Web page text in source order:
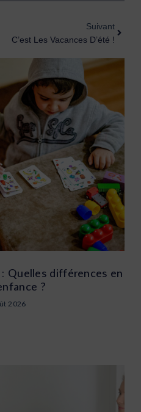
Suivant
C’est Les Vacances D’été !
: Quelles différences en
?
2026